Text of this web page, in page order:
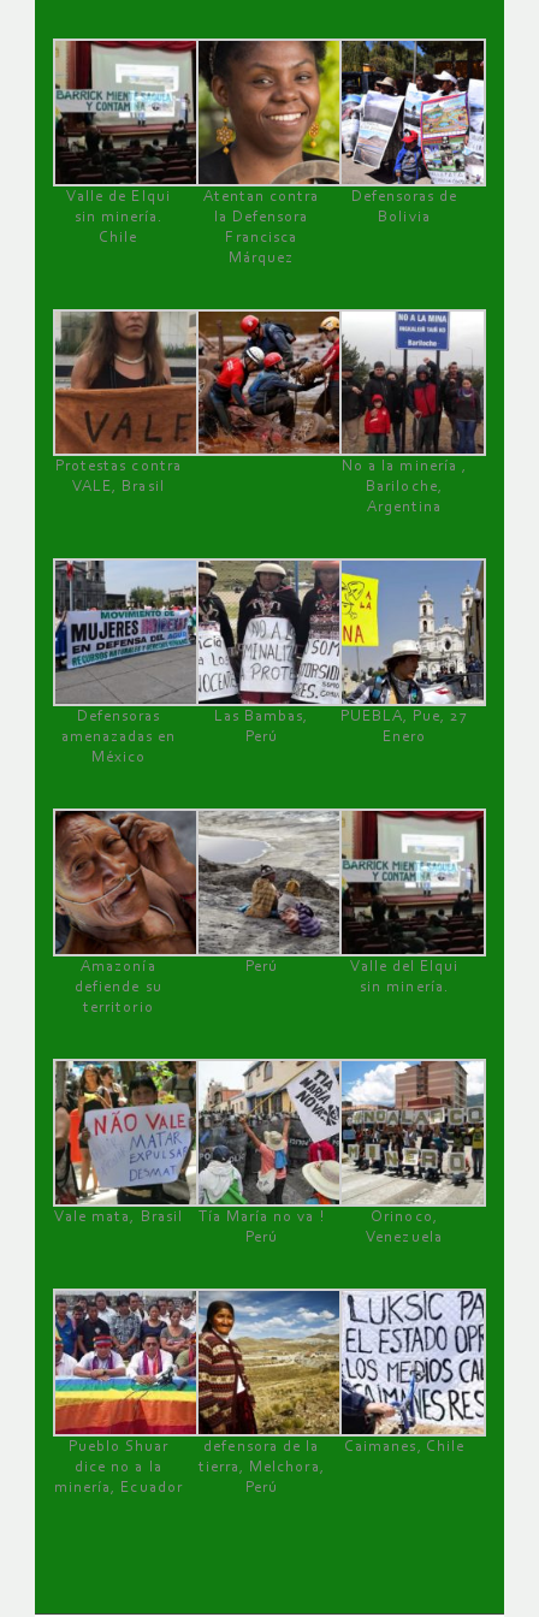
Valle de Elqui
sin minería.
Chile
Atentan contra
la Defensora
Francisca
Márquez
Defensoras de
Bolivia
Protestas contra
VALE, Brasil
No a la minería ,
Bariloche,
Argentina
Defensoras
amenazadas en
México
Las Bambas,
Perú
PUEBLA, Pue, 27
Enero
Amazonía
defiende su
territorio
Perú
Valle del Elqui
sin minería.
Vale mata, Brasil
Tía María no va !
Perú
Orinoco,
Venezuela
Pueblo Shuar
dice no a la
minería, Ecuador
defensora de la
tierra, Melchora,
Perú
Caimanes, Chile